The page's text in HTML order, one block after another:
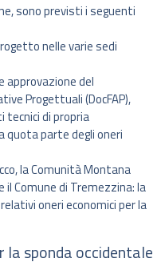
sono previsti i seguenti
nelle varie sedi
approvazione del
Progettuali (DocFAP),
tecnici di propria
quota parte degli oneri
la Comunità Montana
il Comune di Tremezzina: la
oneri economici per la
la sponda occidentale